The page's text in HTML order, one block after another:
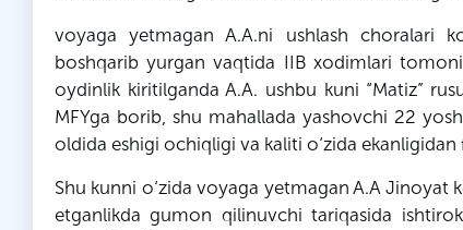
voyaga yetmagan A.A.ni ushlash choralari
boshqarib yurgan vaqtida IIB xodimlari
oydinlik kiritilganda A.A. ushbu kuni “Matiz”
MFYga borib, shu mahallada yashovchi 22
oldida eshigi ochiqligi va kaliti o‘zida
Shu kunni o‘zida voyaga yetmagan A.A Jinoyat
etganlikda gumon qilinuvchi tariqasida